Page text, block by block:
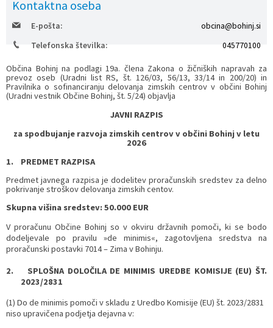
Kontaktna oseba
E-pošta:
obcina@bohinj.si
Telefonska številka:
045770100
Občina Bohinj na podlagi 19a. člena Zakona o žičniških napravah za
prevoz oseb (Uradni list RS, št. 126/03, 56/13, 33/14 in 200/20) in
Pravilnika o sofinanciranju delovanja zimskih centrov v občini Bohinj
(Uradni vestnik Občine Bohinj, št. 5/24) objavlja
JAVNI RAZPIS
za spodbujanje razvoja zimskih centrov v občini Bohinj v letu
2026
1. PREDMET RAZPISA
Predmet javnega razpisa je dodelitev proračunskih sredstev za delno
pokrivanje stroškov delovanja zimskih centov.
Skupna višina sredstev: 50.000 EUR
V proračunu Občine Bohinj so v okviru državnih pomoči, ki se bodo
dodeljevale po pravilu »de minimis«, zagotovljena sredstva na
proračunski postavki 7014 – Zima v Bohinju.
2. SPLOŠNA DOLOČILA DE MINIMIS UREDBE KOMISIJE (EU) ŠT.
2023/2831
(1) Do de minimis pomoči v skladu z Uredbo Komisije (EU) št. 2023/2831
niso upravičena podjetja dejavna v:
Proračunski dokumenti
Občinski predpisi
Civilna zaščita in požarna varnost
Merilniki hitrosti
Števec kolesarjev